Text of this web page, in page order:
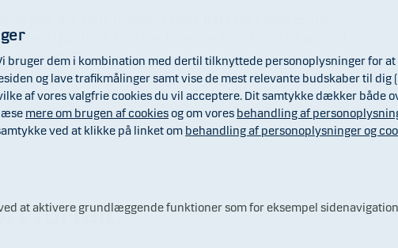
i juli 1932, hvor markedet var faldet med 89 procent
siden toppen.
fortalt:
bruger dem i kombination med dertil tilknyttede personoplysninger for
og lave trafikmålinger samt vise de mest relevante budskaber til
af vores valgfrie cookies du vil acceptere. Dit samtykke dækker både
mere om brugen af cookiesog om vores behandling af
ved at klikke på linket om behandling af personoplysninger og
at aktivere grundlæggende funktioner som for eksempel